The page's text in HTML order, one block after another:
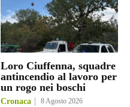
Loro Ciuffenna, squadre
antincendio al lavoro per
un rogo nei boschi
Cronaca 8 Agosto 2026